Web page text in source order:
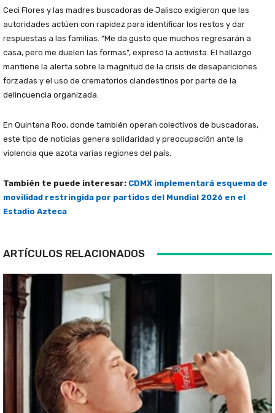
Ceci Flores y las madres buscadoras de Jalisco exigieron que las
autoridades actúen con rapidez para identificar los restos y dar
respuestas a las familias. “Me da gusto que muchos regresarán a
casa, pero me duelen las formas”, expresó la activista. El hallazgo
mantiene la alerta sobre la magnitud de la crisis de desapariciones
forzadas y el uso de crematorios clandestinos por parte de la
delincuencia organizada.
En Quintana Roo, donde también operan colectivos de buscadoras,
este tipo de noticias genera solidaridad y preocupación ante la
violencia que azota varias regiones del país.
También te puede interesar: CDMX implementará esquema de
movilidad restringida por partidos del Mundial 2026 en el
Estadio Azteca
ARTÍCULOS RELACIONADOS